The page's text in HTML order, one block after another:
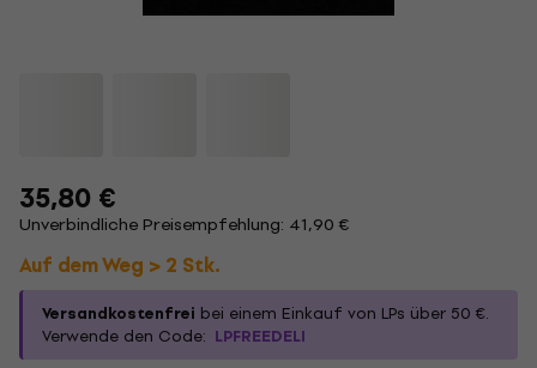
35,80 €
Unverbindliche Preisempfehlung: 41,90 €
Auf dem Weg > 2 Stk.
Versandkostenfrei bei einem Einkauf von LPs über 50 €.
Verwende den Code: LPFREEDELI